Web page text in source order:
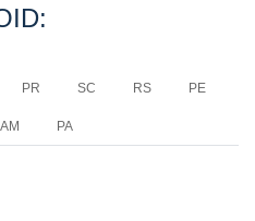
PR SC RS PE
AM PA